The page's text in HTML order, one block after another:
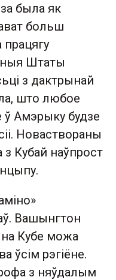
была як
больш
працягу
Штаты
з дактрынай
што любое
Амэрыку будзе
Новаствораны
Кубай наўпрост
Вашынгтон
Кубе можа
ўсім рэгіёне.
з няўдалым